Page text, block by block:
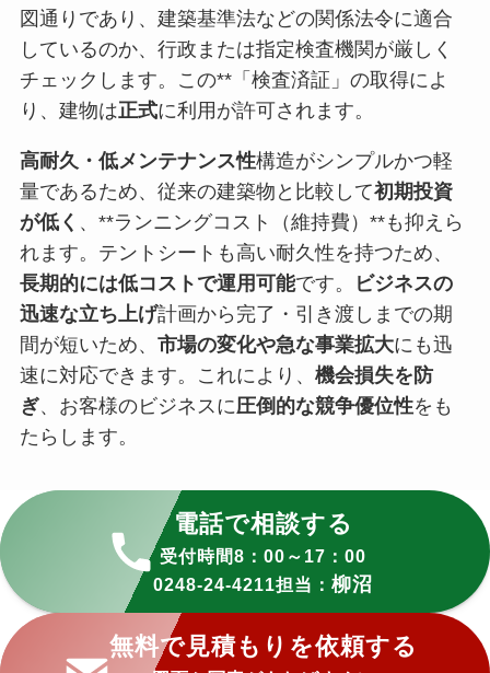
図通りであり、建築基準法などの関係法令に適合
しているのか、行政または指定検査機関が厳しく
チェックします。この**「検査済証」の取得によ
り、建物は正式に利用が許可されます。
高耐久・低メンテナンス性構造がシンプルかつ軽
量であるため、従来の建築物と比較して初期投資
が低く 、**ランニングコスト（維持費）**も抑えら
れます。テントシートも高い耐久性を持つため、
長期的には低コストで運用可能です。
ビジネスの
迅速な立ち上げ計画から完了・引き渡しまでの期
間が短いため、 市場の変化や急な事業拡大にも迅
速に対応できます。これにより、 機会損失を防
ぎ、お客様のビジネスに圧倒的な競争優位性をも
たらします。
電話で相談する
受付時間8：00～17：00
0248-24-4211担当：柳沼
無料で見積もりを依頼する